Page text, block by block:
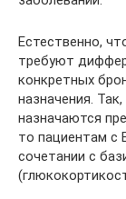
Естественно,
требуют
конкретных
назначения.
назначаются
то пациентам с
сочетании с